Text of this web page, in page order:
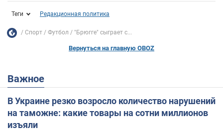
Теги Редакционная политика
Спорт Футбол "Брюгге" сыграет с...
Вернуться на главную OBOZ
Важное
В Украине резко возросло количество нарушений
на таможне: какие товары на сотни миллионов
изъяли